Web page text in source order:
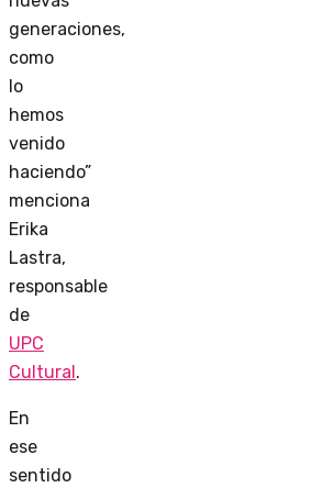
generaciones,
como
lo
hemos
venido
haciendo”
menciona
Erika
Lastra,
responsable
de
UPC
Cultural .
En
ese
sentido